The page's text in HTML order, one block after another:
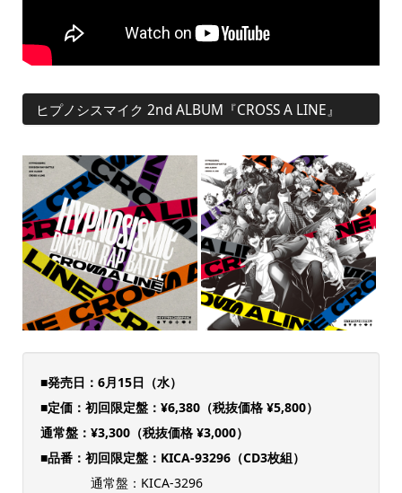
ヒプノシスマイク 2nd ALBUM『CROSS A LINE』
■発売日：6月15日（水）
■定価：初回限定盤：¥6,380（税抜価格 ¥5,800）
通常盤：¥3,300（税抜価格 ¥3,000）
■品番：初回限定盤：KICA-93296（CD3枚組）
通常盤：KICA-3296